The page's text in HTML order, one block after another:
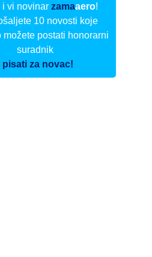
i vi novinarzamaaero!
10 novosti koje
možete postati honorarni
suradnik
pisati za novac!